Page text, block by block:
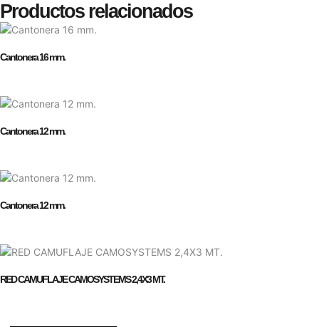
Productos relacionados
Cantonera 16 mm.
Cantonera 12 mm.
Cantonera 12 mm.
RED CAMUFLAJE CAMOSYSTEMS 2,4X3 MT.